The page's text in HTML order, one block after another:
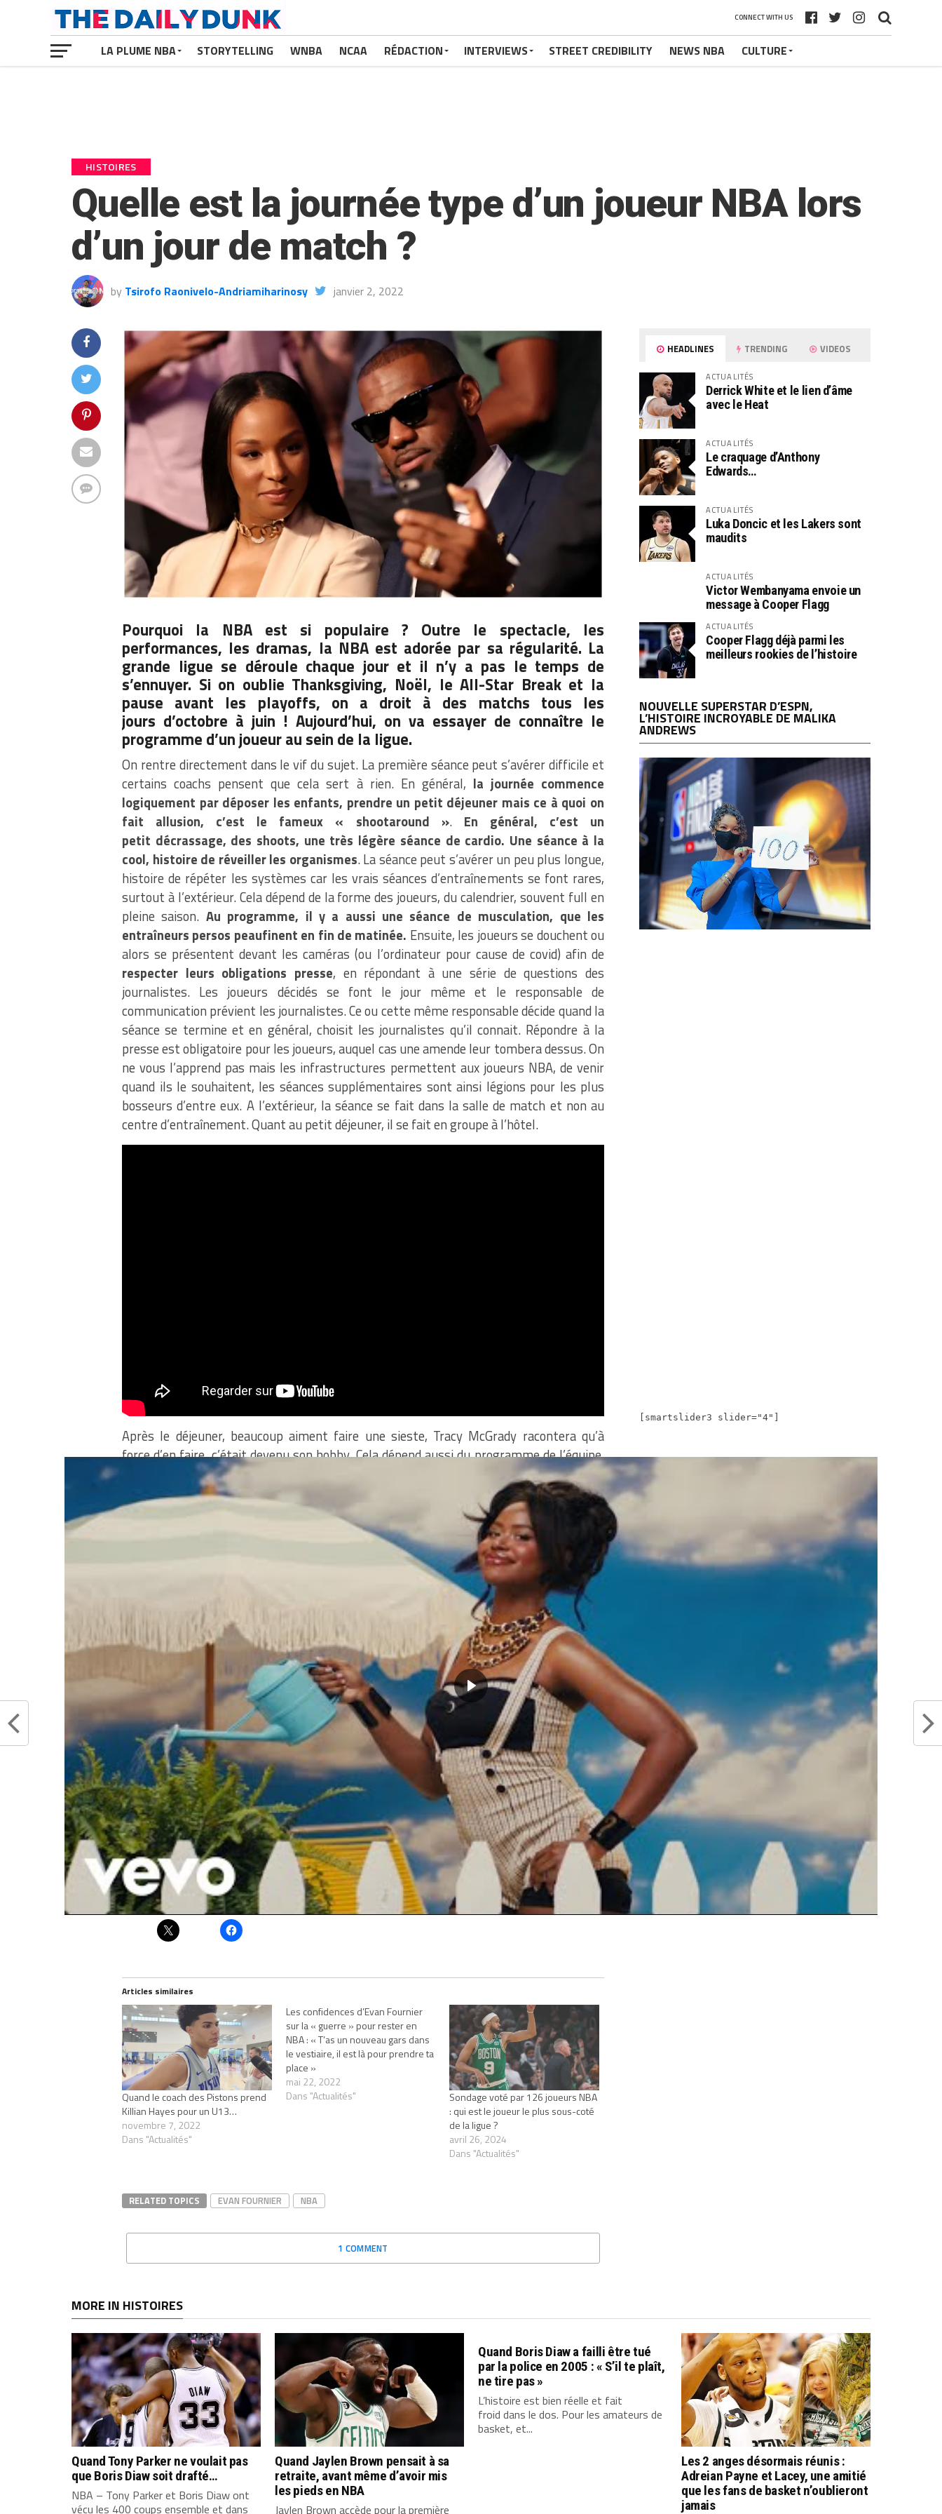
CONNECT WITH US
LA PLUME NBA STORYTELLING WNBA NCAA RÉDACTION INTERVIEWS STREET CREDIBILITY NEWS NBA CULTURE
HISTOIRES
Quelle est la journée type d’un joueur NBA lors
d’un jour de match ?
by Tsirofo Raonivelo-Andriamiharinosy janvier 2, 2022
Pourquoi la NBAest si populaire ? Outre le spectacle, les
performances, les dramas, la NBA est adorée par sa régularité. La
grande ligue se déroule chaque jour et il n’y a pas le temps de
s’ennuyer. Si on oublie Thanksgiving, Noël, le All-Star Break et la
pause avant les playoffs, on a droit à des matchs tous les
jours d’octobre à juin ! Aujourd’hui, on va essayer de connaître le
programme d’un joueur au sein de la ligue.
On rentre directement dans le vif du sujet. La première séance peut s’avérer difficile et
certains coachs pensent que cela sert à rien. En général, la journée commence
logiquement par déposer les enfants, prendre un petit déjeuner mais ce à quoi on
fait allusion, c’est le fameux « shootaround ». En général, c’est un
petit décrassage, des shoots, une très légère séance de cardio. Une séance à la
cool, histoire de réveiller les organismes. La séance peut s’avérer un peu plus longue,
histoire de répéter les systèmes car les vrais séances d’entraînements se font rares,
surtout à l’extérieur. Cela dépend de la forme des joueurs, du calendrier, souvent full en
pleine saison. Au programme, il y a aussi une séance de musculation, que les
entraîneurs persos peaufinent en fin de matinée. Ensuite, les joueurs se douchent ou
alors se présentent devant les caméras (ou l’ordinateur pour cause de covid) afin de
respecter leurs obligations presse, en répondant à une série de questions des
journalistes. Les joueurs décidés se font le jour même et le responsable de
communication prévient les journalistes. Ce ou cette même responsable décide quand la
séance se termine et en général, choisit les journalistes qu’il connait. Répondre à la
presse est obligatoire pour les joueurs, auquel cas une amende leur tombera dessus. On
ne vous l’apprend pas mais les infrastructures permettent aux joueurs NBA, de venir
quand ils le souhaitent, les séances supplémentaires sont ainsi légions pour les plus
bosseurs d’entre eux. A l’extérieur, la séance se fait dans la salle de match et non au
centre d’entraînement. Quant au petit déjeuner, il se fait en groupe à l’hôtel.
Après le déjeuner, beaucoup aiment faire une sieste, Tracy McGrady racontera qu’à
force d’en faire, c’était devenu son hobby. Cela dépend aussi du programme de l’équipe,
si la plupart du temps, il y a quartier libre, des événements personnels ou d’équipe
peuvent prendre une grande partie de l’après midi. Les matchs ont ensuite lieu à 19
heures la plupart du temps, hormis le week-end. Les joueurs viennent à la salle à
partir de 16 heures mais les plus fous, comme Kobe Bryant, se ramènent parfois dès 14
ou 15h… Ensuite, le programme est chargé. Echauffement individuel, collectif, straps,
bandages, etc etc.. et on arrive jusqu’à l’heure du match. Après ça, les joueurs
se douchent et se présentent à la presse, selon leurs obligations. Le covid change tout,
les journalistes se dirigent vers le vestiaire mais les règles ont changé. Une grande
partie des interviews se font par visio et les plus grandes stars ont droit à un podium,
comme lors des playoffs. Pour terminer la soirée, chacun fait ce qu’il a à faire, diner en
groupe, ou chacun chez soi. Certains vont rentrer à la maison voir leur famille
ou d’autres iront turnup en boite de nuit, il n’y a aucun interdit de la part des franchises.
Les joueurs NBA aiment ce qu’ils font mais il faut être prêt pour
endurer un calendrier parfois infernal durant 6 mois de suite. On parle
beaucoup de la force physique mais le mental doit être irréprochable
pour tenir la cadence. Comme tout le monde, ils ont parfois
le droit de décompresser, surtout en jour de match.
Quels sont les matchs les plus regardés de
l’histoire de la NBA ?
Partager :
Articles similaires
Quand le coach des Pistons prend
Killian Hayes pour un U13…
novembre 7, 2022
Dans "Actualités"
Les confidences d’Evan Fournier
sur la « guerre » pour rester en
NBA : « T’as un nouveau gars dans
le vestiaire, il est là pour prendre ta
place »
mai 22, 2022
Dans "Actualités"
Sondage voté par 126 joueurs NBA
: qui est le joueur le plus sous-coté
de la ligue ?
avril 26, 2024
Dans "Actualités"
RELATED TOPICS EVAN FOURNIER NBA
1 COMMENT
HEADLINES TRENDING VIDEOS
ACTUALITÉS
Derrick White et le lien d’âme
avec le Heat
ACTUALITÉS
Le craquage d’Anthony
Edwards…
ACTUALITÉS
Luka Doncic et les Lakers sont
maudits
ACTUALITÉS
Victor Wembanyama envoie un
message à Cooper Flagg
ACTUALITÉS
Cooper Flagg déjà parmi les
meilleurs rookies de l’histoire
NOUVELLE SUPERSTAR D’ESPN,
L’HISTOIRE INCROYABLE DE MALIKA
ANDREWS
[smartslider3 slider="4"]
MORE IN HISTOIRES
Quand Tony Parker ne voulait pas
que Boris Diaw soit drafté…
NBA – Tony Parker et Boris Diaw ont
vécu les 400 coups ensemble et dans
Quand Jaylen Brown pensait à sa
retraite, avant même d’avoir mis
les pieds en NBA
Jaylen Brown accède pour la première
Quand Boris Diaw a failli être tué
par la police en 2005 : « S’il te plaît,
ne tire pas »
L’histoire est bien réelle et fait
froid dans le dos. Pour les amateurs de
basket, et...
Les 2 anges désormais réunis :
Adreian Payne et Lacey, une amitié
que les fans de basket n’oublieront
jamais